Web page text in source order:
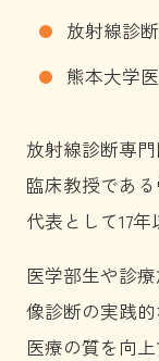
放射線診
熊本大学
放射線診断専
臨床教授であ
代表として17
医学部生や診
像診断の実践的
医療の質を向